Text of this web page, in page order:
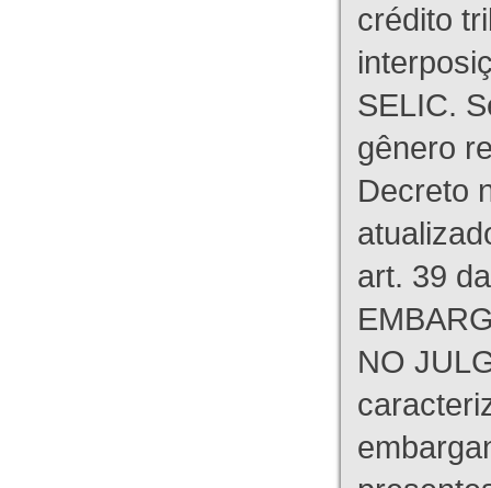
crédito
SELIC.
gênero
Decreto
art. 39
NO